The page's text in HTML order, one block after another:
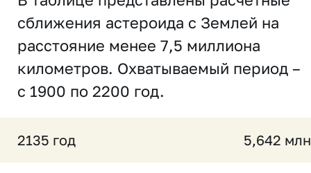
сближения астероида с Землей на
расстояние менее 7,5 миллиона
километров. Охватываемый период –
с 1900 по 2200 год.
2135 год 5,642